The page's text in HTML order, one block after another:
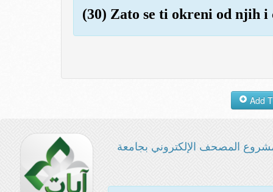
(30) Zato se ti okreni od njih
المصحف الإلكتروني بجامعة